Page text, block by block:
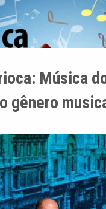
Música
gênero